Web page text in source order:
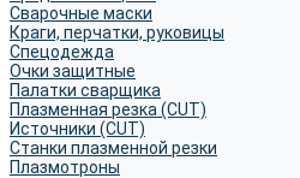
Сварочные маски
Краги, перчатки, руковицы
Спецодежда
Очки защитные
Палатки сварщика
Плазменная резка (CUT)
Источники (CUT)
Станки плазменной резки
Плазмотроны